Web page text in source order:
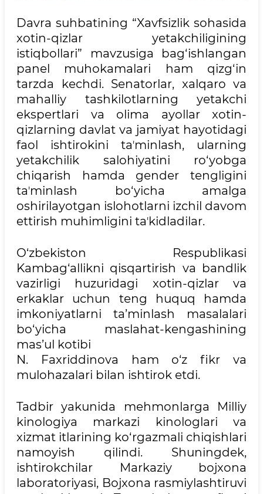
Davra suhbatining “Xavfsizlik sohasida
xotin-qizlar yetakchiligining
istiqbollari” mavzusiga bag‘ishlangan
panel muhokamalari ham qizg‘in
tarzda kechdi. Senatorlar, xalqaro va
mahalliy tashkilotlarning yetakchi
ekspertlari va olima ayollar xotin-
qizlarning davlat va jamiyat hayotidagi
faol ishtirokini taʼminlash, ularning
yetakchilik salohiyatini ro‘yobga
chiqarish hamda gender tengligini
taʼminlash bo‘yicha amalga
oshirilayotgan islohotlarni izchil davom
ettirish muhimligini taʼkidladilar.
O‘zbekiston Respublikasi
Kambag‘allikni qisqartirish va bandlik
vazirligi huzuridagi xotin-qizlar va
erkaklar uchun teng huquq hamda
imkoniyatlarni ta’minlash masalalari
bo‘yicha maslahat-kengashining
mas’ul kotibi
N. Faxriddinova ham o‘z fikr va
mulohazalari bilan ishtirok etdi.
Tadbir yakunida mehmonlarga Milliy
kinologiya markazi kinologlari va
xizmat itlarining ko‘rgazmali chiqishlari
namoyish qilindi. Shuningdek,
ishtirokchilar Markaziy bojxona
laboratoriyasi, Bojxona rasmiylashtiruvi